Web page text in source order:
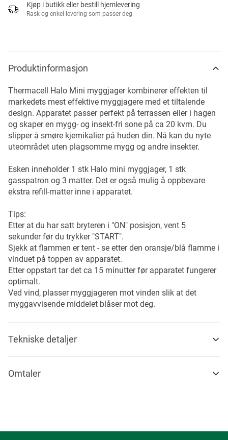
Kjøp i butikk eller bestill hjemlevering
Rask og enkel levering som passer deg
Produktinformasjon
Thermacell Halo Mini myggjager kombinerer effekten til
markedets mest effektive myggjagere med et tiltalende
design. Apparatet passer perfekt på terrassen eller i hagen
og skaper en mygg- og insekt-fri sone på ca 20 kvm. Du
slipper å smøre kjemikalier på huden din. Nå kan du nyte
uteområdet uten plagsomme mygg og andre insekter.
Esken inneholder 1 stk Halo mini myggjager, 1 stk
gasspatron og 3 matter. Det er også mulig å oppbevare
ekstra refill-matter inne i apparatet.
Tips:
Etter at du har satt bryteren i "ON" posisjon, vent 5
sekunder før du trykker "START".
Sjekk at flammen er tent - se etter den oransje/blå flamme i
vinduet på toppen av apparatet.
Etter oppstart tar det ca 15 minutter før apparatet fungerer
optimalt.
Ved vind, plasser myggjageren mot vinden slik at det
myggavvisende middelet blåser mot deg.
Tekniske detaljer
Omtaler